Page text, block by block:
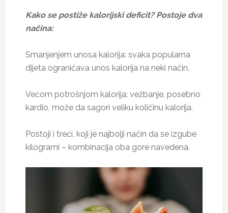
Kako se postiže kalorijski deficit? Postoje dva
načina:
Smanjenjem unosa kalorija: svaka popularna
dijeta ograničava unos kalorija na neki način.
Većom potrošnjom kalorija: vežbanje, posebno
kardio, može da sagori veliku količinu kalorija.
Postoji i treći, koji je najbolji način da se izgube
kilogrami – kombinacija oba gore navedena.